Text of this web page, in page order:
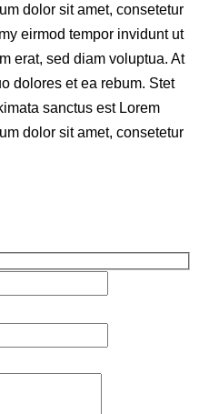
dolor sit amet, consetetur
eirmod tempor invidunt ut
erat, sed diam voluptua. At
dolores et ea rebum. Stet
sanctus est Lorem
dolor sit amet, consetetur